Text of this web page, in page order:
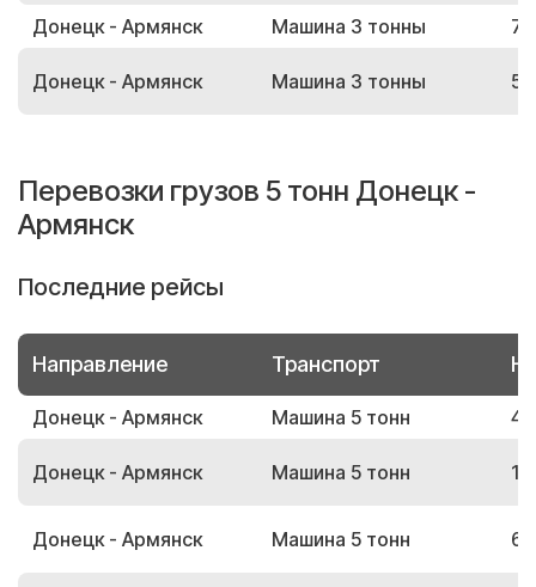
Донецк - Армянск
Машина 3 тонны
Донецк - Армянск Машина 3 тонны
Перевозки грузов 5 тонн Донецк -
Армянск
Последние рейсы
Направление Транспорт
Донецк - Армянск Машина 5 тонн
Донецк - Армянск Машина 5 тонн
Донецк - Армянск Машина 5 тонн